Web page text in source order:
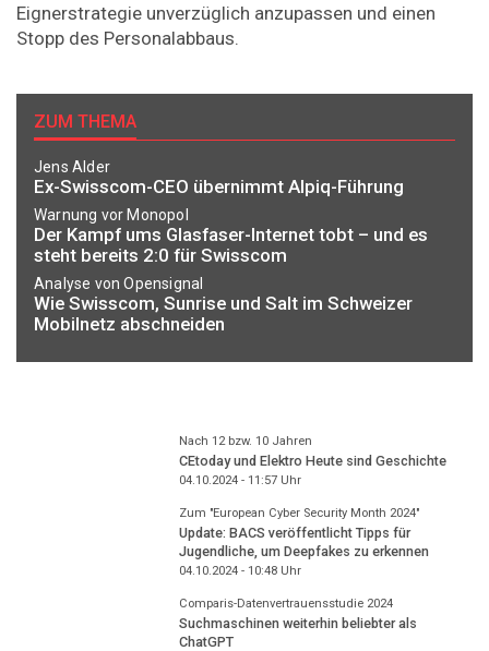
Eignerstrategie unverzüglich anzupassen und einen
Stopp des Personalabbaus.
ZUM THEMA
Jens Alder
Ex-Swisscom-CEO übernimmt Alpiq-Führung
Warnung vor Monopol
Der Kampf ums Glasfaser-Internet tobt – und es
steht bereits 2:0 für Swisscom
Analyse von Opensignal
Wie Swisscom, Sunrise und Salt im Schweizer
Mobilnetz abschneiden
Nach 12 bzw. 10 Jahren
CEtoday und Elektro Heute sind Geschichte
04.10.2024 - 11:57Uhr
Zum "European Cyber Security Month 2024"
Update: BACS veröffentlicht Tipps für
Jugendliche, um Deepfakes zu erkennen
04.10.2024 - 10:48Uhr
Comparis-Datenvertrauensstudie 2024
Suchmaschinen weiterhin beliebter als
ChatGPT